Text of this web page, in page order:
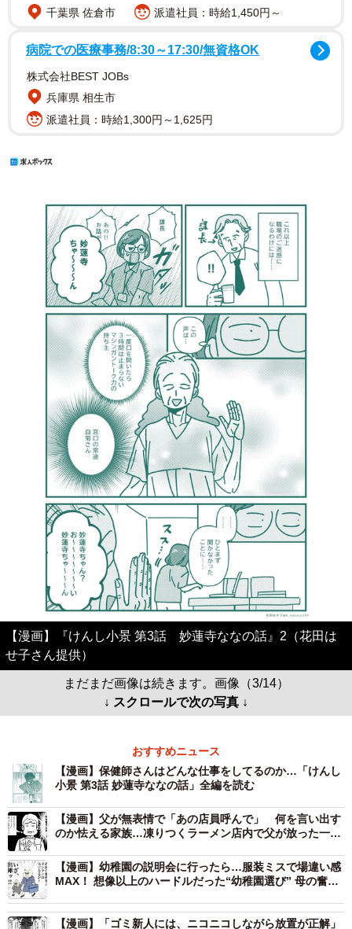
千葉県 佐倉市
派遣社員：時給1,450円～
病院での医療事務/8:30～17:30/無資格OK
株式会社BEST JOBs
兵庫県 相生市
派遣社員：時給1,300円～1,625円
【漫画】『けんし小景 第3話 妙蓮寺ななの話』2（花田は
せ子さん提供）
まだまだ画像は続きます。画像（3/14）
↓ スクロールで次の写真 ↓
おすすめニュース
【漫画】保健師さんはどんな仕事をしてるのか…「けんし
小景 第3話 妙蓮寺ななの話」全編を読む
【漫画】父が無表情で「あの店員呼んで」 何を言い出す
のか怯える家族…凍りつくラーメン店内で父が放った一言
【漫画】幼稚園の説明会に行ったら…服装ミスで場違い感
MAX！ 想像以上のハードルだった“幼稚園選び” 母の奮闘
【漫画】「ゴミ新人には、ニコニコしながら放置が正解」